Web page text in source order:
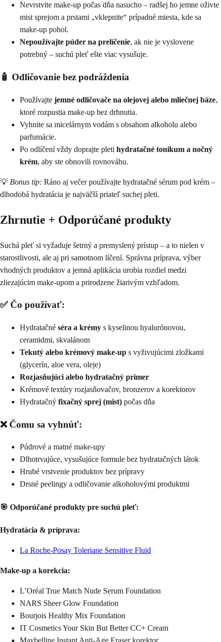
Nevrstvite make-up počas dňa nasucho – radšej ho jemne oživte
mist sprejom a prstami „vklepnite“ prípadné miesta, kde sa
make-up pohol.
Nepoužívajte púder na prelíčenie, ak nie je vyslovene
potrebný – suchú pleť ešte viac vysušuje.
🧴 Odličovanie bez podráždenia
Používajte jemné odličovače na olejovej alebo mliečnej báze,
ktoré rozpustia make-up bez drhnutia.
Vyhnite sa micelárnym vodám s obsahom alkoholu alebo
parfumácie.
Po odlíčení vždy doprajte pleti hydratačné tonikum a nočný
krém, aby ste obnovili rovnováhu.
💡 Bonus tip: Ráno aj večer používajte hydratačné sérum pod krém –
dlhodobá hydratácia je najväčší priateľ suchej pleti.
Zhrnutie + Odporúčané produkty
Suchá pleť si vyžaduje šetrný a premyslený prístup – a to nielen v
starostlivosti, ale aj pri samotnom líčení. Správna príprava, výber
vhodných produktov a jemná aplikácia urobia rozdiel medzi
zliezajúcim make-upom a prirodzene žiarivým vzhľadom.
✅ Čo používať:
Hydratačné séra a krémy s kyselinou hyalurónovou,
ceramidmi, skvalánom
Tekutý alebo krémový make-up s vyživujúcimi zložkami
(glycerín, aloe vera, oleje)
Rozjasňujúci alebo hydratačný primer
Krémové textúry rozjasňovačov, bronzerov a korektorov
Hydratačný fixačný sprej (mist) počas dňa
❌ Čomu sa vyhnúť:
Púdrové a matné make-upy
Dlhotrvajúce, vysušujúce formule bez hydratačných látok
Hrubé vrstvenie produktov bez prípravy
Drsné peelingy a odličovanie alkoholovými produktmi
🎯 Odporúčané produkty pre suchú pleť:
Hydratácia & príprava:
La Roche-Posay Toleriane Sensitive Fluid
Make-up a korekcia:
L’Oréal True Match Nude Serum Foundation
NARS Sheer Glow Foundation
Bourjois Healthy Mix Foundation
IT Cosmetics Your Skin But Better CC+ Cream
Maybelline Instant Anti-Age Eraser korektor